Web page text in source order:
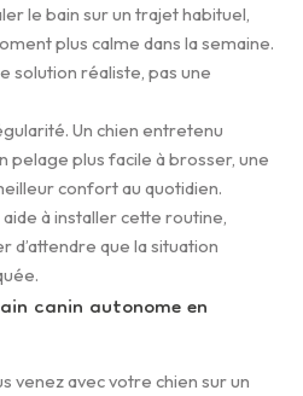
le bain sur un trajet habituel,
plus calme dans la semaine.
solution réaliste, pas une
Un chien entretenu
pelage plus facile à brosser, une
confort au quotidien.
à installer cette routine,
d’attendre que la situation
canin autonome en
venez avec votre chien sur un